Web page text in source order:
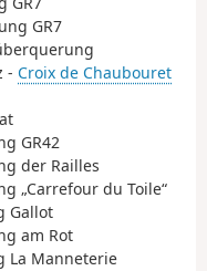
GR7
- Croix de Chaubouret
GR42
der Railles
„Carrefour du Toile“
Gallot
am Rot
La Manneterie